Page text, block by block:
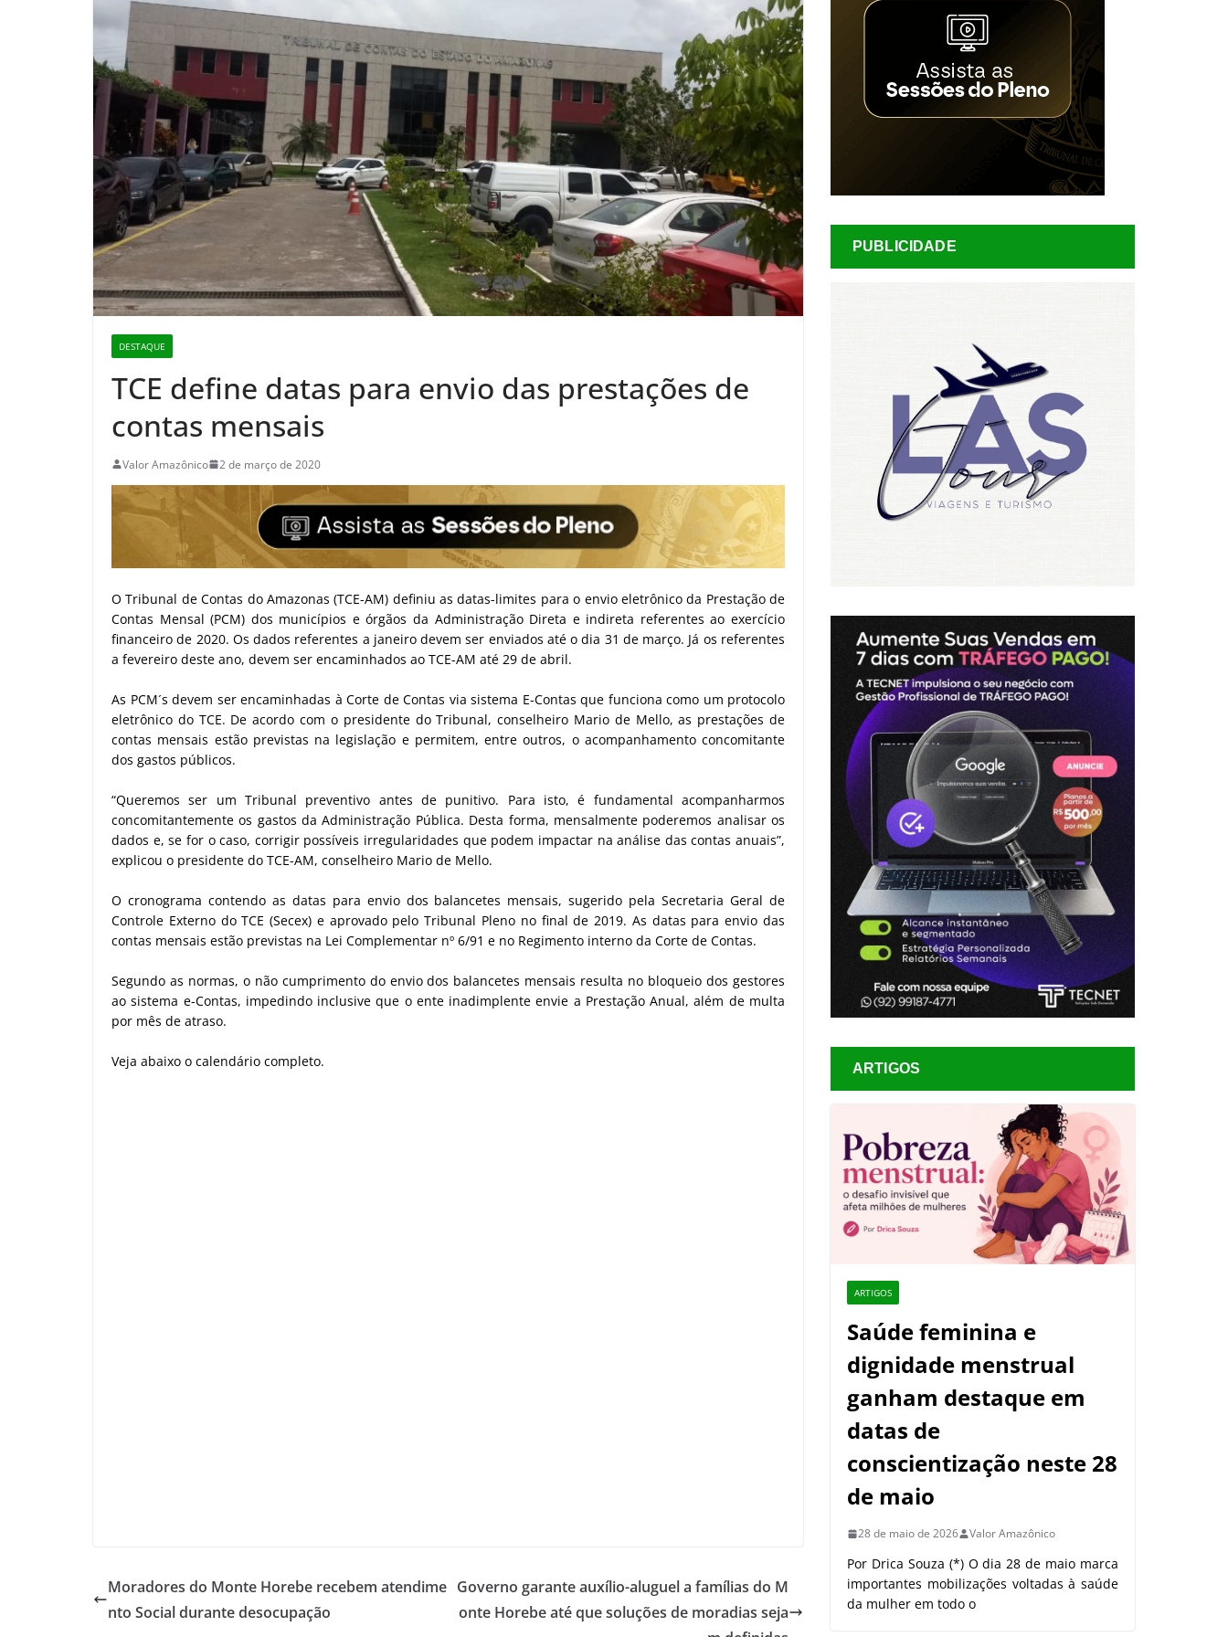
DESTAQUE
TCE define datas para envio das prestações de
contas mensais
Valor Amazônico 2 de março de 2020
O Tribunal de Contas do Amazonas (TCE-AM) definiu as datas-limites para o envio eletrônico da Prestação de
Contas Mensal (PCM) dos municípios e órgãos da Administração Direta e indireta referentes ao exercício
financeiro de 2020. Os dados referentes a janeiro devem ser enviados até o dia 31 de março. Já os referentes
a fevereiro deste ano, devem ser encaminhados ao TCE-AM até 29 de abril.
As PCM´s devem ser encaminhadas à Corte de Contas via sistema E-Contas que funciona como um protocolo
eletrônico do TCE. De acordo com o presidente do Tribunal, conselheiro Mario de Mello, as prestações de
contas mensais estão previstas na legislação e permitem, entre outros, o acompanhamento concomitante
dos gastos públicos.
“Queremos ser um Tribunal preventivo antes de punitivo. Para isto, é fundamental acompanharmos
concomitantemente os gastos da Administração Pública. Desta forma, mensalmente poderemos analisar os
dados e, se for o caso, corrigir possíveis irregularidades que podem impactar na análise das contas anuais”,
explicou o presidente do TCE-AM, conselheiro Mario de Mello.
O cronograma contendo as datas para envio dos balancetes mensais, sugerido pela Secretaria Geral de
Controle Externo do TCE (Secex) e aprovado pelo Tribunal Pleno no final de 2019. As datas para envio das
contas mensais estão previstas na Lei Complementar nº 6/91 e no Regimento interno da Corte de Contas.
Segundo as normas, o não cumprimento do envio dos balancetes mensais resulta no bloqueio dos gestores
ao sistema e-Contas, impedindo inclusive que o ente inadimplente envie a Prestação Anual, além de multa
por mês de atraso.
Veja abaixo o calendário completo.
Moradores do Monte Horebe recebem atendime
nto Social durante desocupação
Governo garante auxílio-aluguel a famílias do M
onte Horebe até que soluções de moradias seja
PUBLICIDADE
ARTIGOS
ARTIGOS
Saúde feminina e
dignidade menstrual
ganham destaque em
datas de
conscientização neste 28
de maio
28 de maio de 2026 Valor Amazônico
Por Drica Souza (*) O dia 28 de maio marca
importantes mobilizações voltadas à saúde
da mulher em todo o